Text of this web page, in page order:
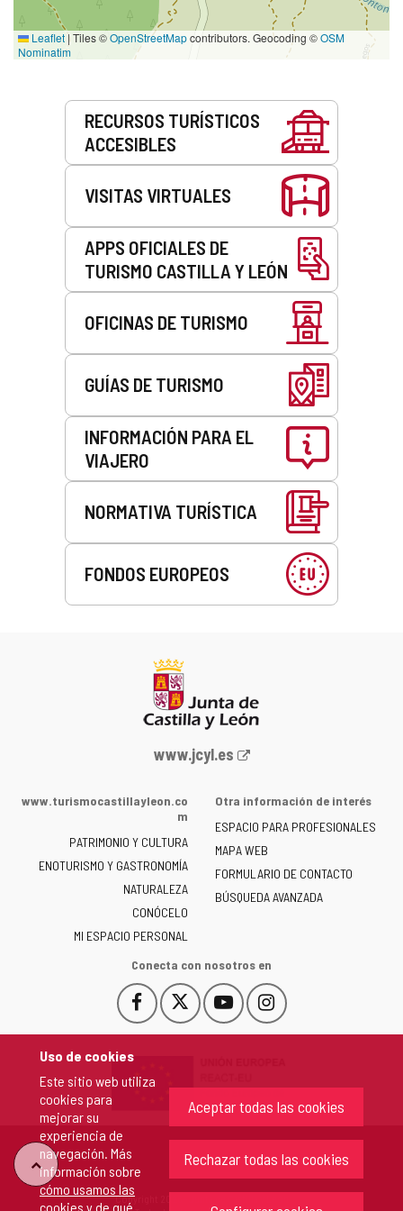
Uso de cookies
Este sitio web utiliza
cookies para
mejorar su
experiencia de
navegación. Más
información sobre
cómo usamos las
cookies y de qué
Aceptar todas las cookies
Rechazar todas las cookies
Leaflet |Tiles ©OpenStreetMapcontributors. Geocoding ©OSM
Nominatim
RECURSOS TURÍSTICOS
ACCESIBLES
VISITAS VIRTUALES
APPS OFICIALES DE
TURISMO CASTILLA Y LEÓN
OFICINAS DE TURISMO
GUÍAS DE TURISMO
INFORMACIÓN PARA EL
VIAJERO
NORMATIVA TURÍSTICA
FONDOS EUROPEOS
Portal
la
de
Castilla
y
León
-
www.jcyl.es
www.turismocastillayleon.co
m
PATRIMONIO Y CULTURA
ENOTURISMO Y GASTRONOMÍA
NATURALEZA
CONÓCELO
MI ESPACIO PERSONAL
Otra información de interés
ESPACIO PARA PROFESIONALES
MAPA WEB
FORMULARIO DE CONTACTO
BÚSQUEDA AVANZADA
Conecta con nosotros en
Facebook
Este
enlace
en
nueva.
Este
enlace
una
ventana
nueva.
YouTube
Este
enlace
una
ventana
nueva.
Instagram
Este
enlace
una
ventana
nueva.
"Volver
arriba"
Copyright 2026 - Junta de Castilla y León